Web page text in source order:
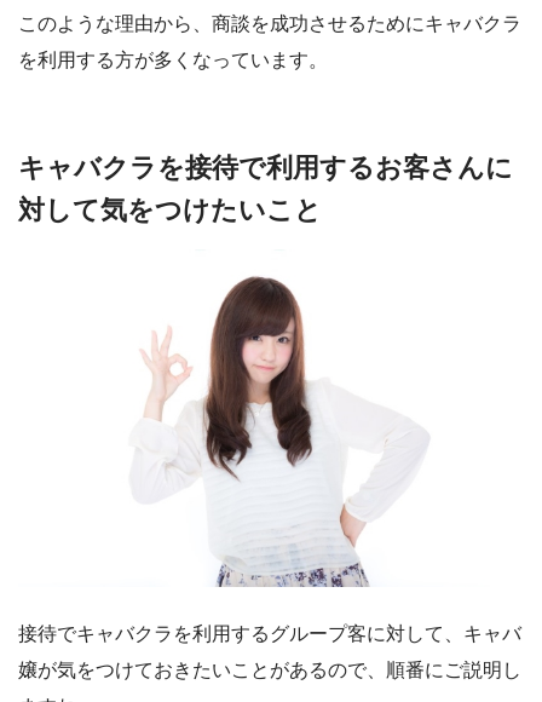
このような理由から、商談を成功させるためにキャバクラ
を利用する方が多くなっています。
キャバクラを接待で利用するお客さんに
対して気をつけたいこと
接待でキャバクラを利用するグループ客に対して、キャバ
嬢が気をつけておきたいことがあるので、順番にご説明し